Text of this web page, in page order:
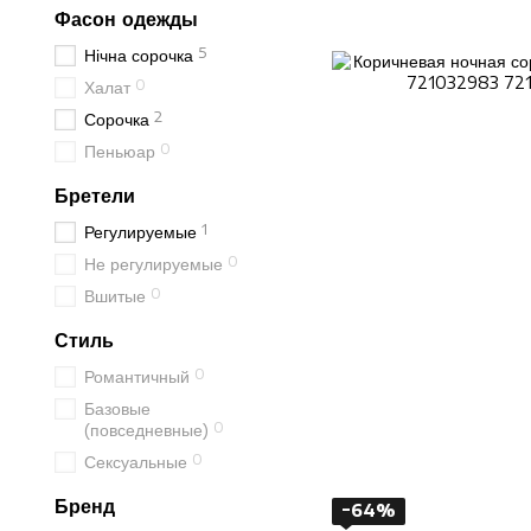
−64%
Фасон одежды
Нічна сорочка 5
Халат 0
Сорочка 2
Пеньюар 0
Бретели
Регулируемые 1
Не регулируемые 0
Вшитые 0
Стиль
Романтичный 0
Базовые
(повседневные) 0
Сексуальные 0
Бренд